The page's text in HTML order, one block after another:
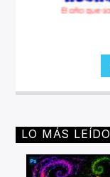
LO MÁS LEÍDO